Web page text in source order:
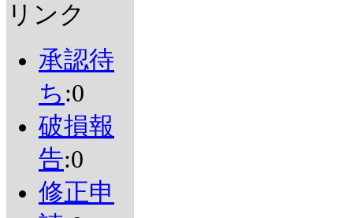
リンク
承認待
ち :0
破損報
告:0
修正申